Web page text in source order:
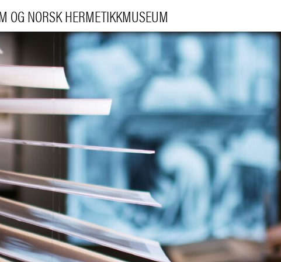
BESØK OSS
UTSTILLINGER
ARRANGEMENTER
LÆRING
NO|ENG
OG NORSK HERMETIKKMUSEUM